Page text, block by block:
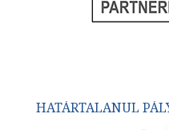
HATÁRTALANUL